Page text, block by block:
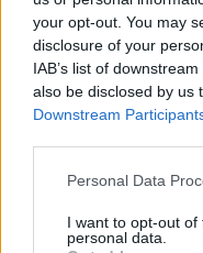
your opt-out. You may
disclosure of your
IAB’s list of
also be disclosed by us
Downstream
Please note that this
not limited to your visit
grant or deny consent
Personal Data
I want to opt-out
personal data.
Στην περιοχή
ΕΛ.ΑΚΤ. από ξηράς
Λ.Σ.-ΕΛ.ΑΚΤ., όπου
αισθήσεις της
βοηθούς
κέντρου.